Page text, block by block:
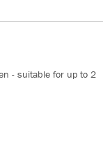
- suitable for up to 2